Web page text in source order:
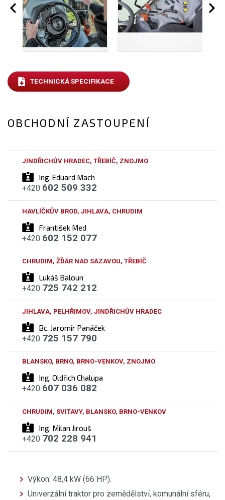
TECHNICKÁ SPECIFIKACE
OBCHODNÍ ZASTOUPENÍ
Ing. Eduard Mach
JINDŘICHŮV HRADEC, TŘEBÍČ, ZNOJMO
+420 602 509 332
František Med
HAVLÍČKŮV BROD, JIHLAVA, CHRUDIM
+420 602 152 077
Lukáš Baloun
CHRUDIM, ŽĎÁR NAD SÁZAVOU, TŘEBÍČ
+420 725 742 212
Bc. Jaromír Panáček
JIHLAVA, PELHŘIMOV, JINDŘICHŮV HRADEC
+420 725 157 790
Ing. Oldřich Chalupa
BLANSKO, BRNO, BRNO-VENKOV, ZNOJMO
+420 607 036 082
Ing. Milan Jirouš
CHRUDIM, SVITAVY, BLANSKO, BRNO-VENKOV
+420 702 228 941
Výkon: 48,4 kW (66 HP).
Univerzální traktor pro zemědělství, komunální sféru,